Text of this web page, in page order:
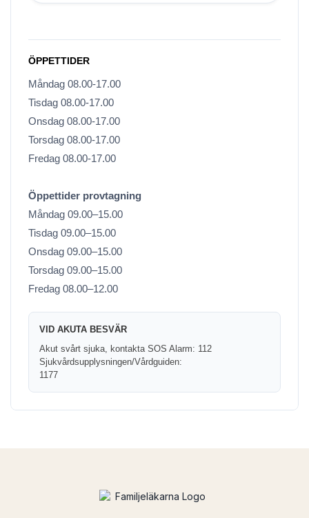
ÖPPETTIDER
Måndag 08.00-17.00
Tisdag 08.00-17.00
Onsdag 08.00-17.00
Torsdag 08.00-17.00
Fredag 08.00-17.00
Öppettider provtagning
Måndag 09.00–15.00
Tisdag 09.00–15.00
Onsdag 09.00–15.00
Torsdag 09.00–15.00
Fredag 08.00–12.00
VID AKUTA BESVÄR
Akut svårt sjuka, kontakta SOS Alarm: 112
Sjukvårdsupplysningen/Vårdguiden:
1177